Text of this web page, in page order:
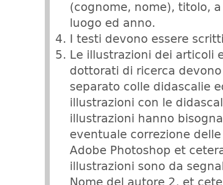
(cognome, nome), titolo,
luogo ed anno.
I testi devono essere
Le illustrazioni dei articoli
dottorati di ricerca
separato colle didascalie
illustrazioni con le
illustrazioni hanno
eventuale correzione
Adobe Photoshop et
illustrazioni sono da
Nome del autore 2, et